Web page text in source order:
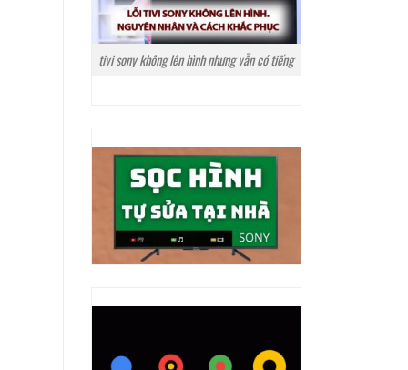
tivi sony không lên hình nhưng vẫn có tiếng